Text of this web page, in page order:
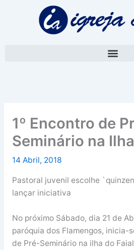
1º Encontro de
Seminário na
14 Abril, 2018
Pastoral juvenil escolhe
lançar iniciativa
No próximo Sábado, dia 21 de
paróquia dos Flamengos, inicia-
de Pré-Seminário na ilha do